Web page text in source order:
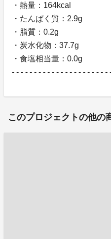
・熱量：164kcal
・たんぱく質：2.9g
・脂質：0.2g
・炭水化物：37.7g
・食塩相当量：0.0g
- - - - - - - - - - - - - - - - - - - - - -
このプロジェクトの他の